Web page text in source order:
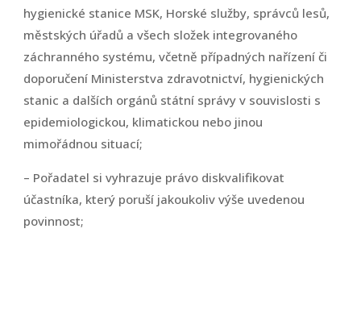
hygienické stanice MSK, Horské služby, správců lesů,
městských úřadů a všech složek integrovaného
záchranného systému, včetně případných nařízení či
doporučení Ministerstva zdravotnictví, hygienických
stanic a dalších orgánů státní správy v souvislosti s
epidemiologickou, klimatickou nebo jinou
mimořádnou situací;
– Pořadatel si vyhrazuje právo diskvalifikovat
účastníka, který poruší jakoukoliv výše uvedenou
povinnost;